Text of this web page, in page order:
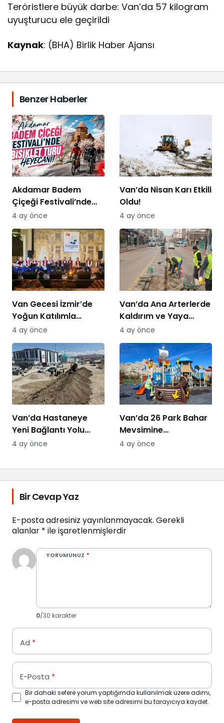
Teröristlere büyük darbe: Van’da 57 kilogram
uyuşturucu ele geçirildi
Kaynak: (BHA) Birlik Haber Ajansı
Benzer Haberler
Akdamar Badem
Çiçeği Festivali’nde
Bisiklet Turu Heyecanı
4 ay önce
Van’da Nisan Karı Etkili
Oldu!
4 ay önce
Van Gecesi İzmir’de
Yoğun Katılımla
Düzenlendi
4 ay önce
Van’da Ana Arterlerde
Kaldırım ve Yaya
Yolları Yenileniyor
4 ay önce
Van’da Hastaneye
Yeni Bağlantı Yolu
Yapılıyor
4 ay önce
Van’da 26 Park Bahar
Mevsimine
Hazırlanıyor
4 ay önce
Bir Cevap Yaz
E-posta adresiniz yayınlanmayacak. Gerekli
alanlar * ile işaretlenmişlerdir
YORUMUNUZ *
0/30 karakter
Ad *
E-Posta *
Bir dahaki sefere yorum yaptığımda kullanılmak üzere adımı,
e-posta adresimi ve web site adresimi bu tarayıcıya kaydet.